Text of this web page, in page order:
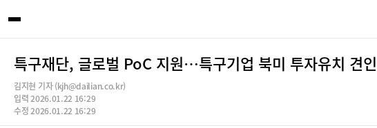
특구재단, 글로벌 PoC 지원…특구기업 북미 투자유치 견인
김지현 기자 (kjh@dailian.co.kr)
입력 2026.01.22 16:29
수정 2026.01.22 16:29